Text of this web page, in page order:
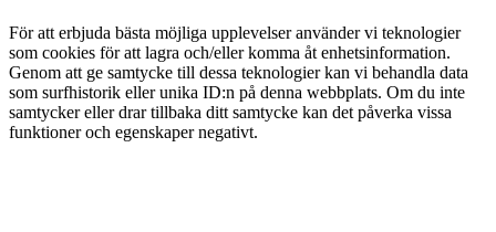
För att erbjuda bästa möjliga upplevelser använder vi teknologier
som cookies för att lagra och/eller komma åt enhetsinformation.
Genom att ge samtycke till dessa teknologier kan vi behandla data
som surfhistorik eller unika ID:n på denna webbplats. Om du inte
samtycker eller drar tillbaka ditt samtycke kan det påverka vissa
funktioner och egenskaper negativt.